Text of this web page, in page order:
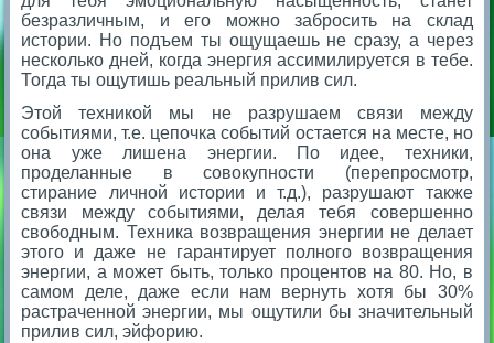
безразличным, и его можно забросить на склад
истории. Но подъем ты ощущаешь не сразу, а через
несколько дней, когда энергия ассимилируется в тебе.
Тогда ты ощутишь реальный прилив сил.
Этой техникой мы не разрушаем связи между
событиями, т.е. цепочка событий остается на месте, но
она уже лишена энергии. По идее, техники,
проделанные в совокупности (перепросмотр,
стирание личной истории и т.д.), разрушают также
связи между событиями, делая тебя совершенно
свободным. Техника возвращения энергии не делает
этого и даже не гарантирует полного возвращения
энергии, а может быть, только процентов на 80. Но, в
самом деле, даже если нам вернуть хотя бы 30%
растраченной энергии, мы ощутили бы значительный
прилив сил, эйфорию.